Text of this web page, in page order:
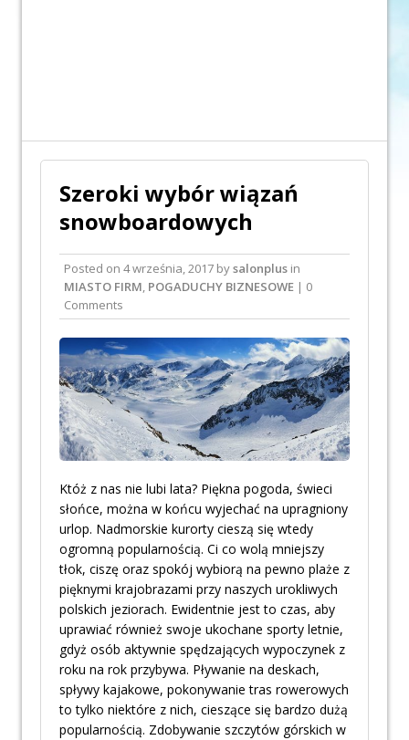
Szeroki wybór wiązań
snowboardowych
Posted on 4 września, 2017 bysalonplus in
MIASTO FIRM, POGADUCHY BIZNESOWE | 0
Comments
Któż z nas nie lubi lata? Piękna pogoda, świeci
słońce, można w końcu wyjechać na upragniony
urlop. Nadmorskie kurorty cieszą się wtedy
ogromną popularnością. Ci co wolą mniejszy
tłok, ciszę oraz spokój wybiorą na pewno plaże z
pięknymi krajobrazami przy naszych urokliwych
polskich jeziorach. Ewidentnie jest to czas, aby
uprawiać również swoje ukochane sporty letnie,
gdyż osób aktywnie spędzających wypoczynek z
roku na rok przybywa. Pływanie na deskach,
spływy kajakowe, pokonywanie tras rowerowych
to tylko niektóre z nich, cieszące się bardzo dużą
popularnością. Zdobywanie szczytów górskich w